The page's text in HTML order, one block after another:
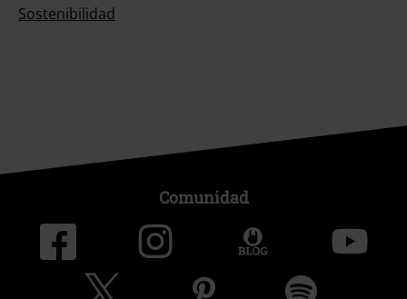
Sostenibilidad
Comunidad